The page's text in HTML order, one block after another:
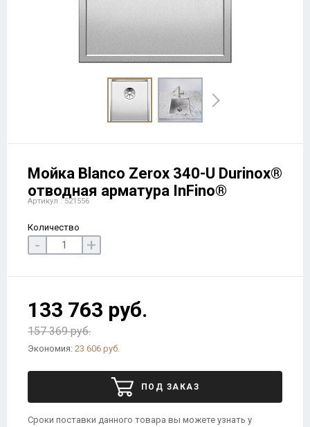
Мойка Blanco Zerox 340-U Durinox®
отводная арматура InFino®
Артикул : 521556
Количество
- +
133 763 руб.
157 369 руб.
Экономия: 23 606 руб.
ПОД ЗАКАЗ
Сроки поставки данного товара вы можете узнать у